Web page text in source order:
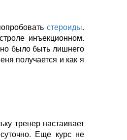
стероиды.
инъекционном.
было быть лишнего
получается и как я
тренер настаивает
Еще курс не